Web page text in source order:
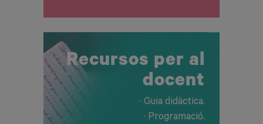
Recursos per al
docent
· Guia didàctica.
· Programació.